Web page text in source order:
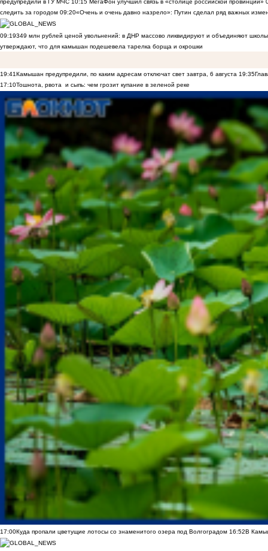
предупредили в ГУ МЧС 10:15 МегаФон улучшил связь в «столице российской провинции»
следить за городом 09:20«Очень и очень давно назрело»: Путин сделал ряд важных
09:19349 млн рублей ценой увольнений: в ДНР массово ликвидируют и объединяют
утверждают, что для камышан подешевела тарелка борща и окрошки
19:41Камышан предупредили, по каким адресам отключат свет завтра, 6 августа 19:35
17:10Тошнота, рвота и сыпь: чем грозит купание в зеленой реке
17:00Куда пропали цветущие лотосы со знаменитого озера под Волгоградом 16:52В